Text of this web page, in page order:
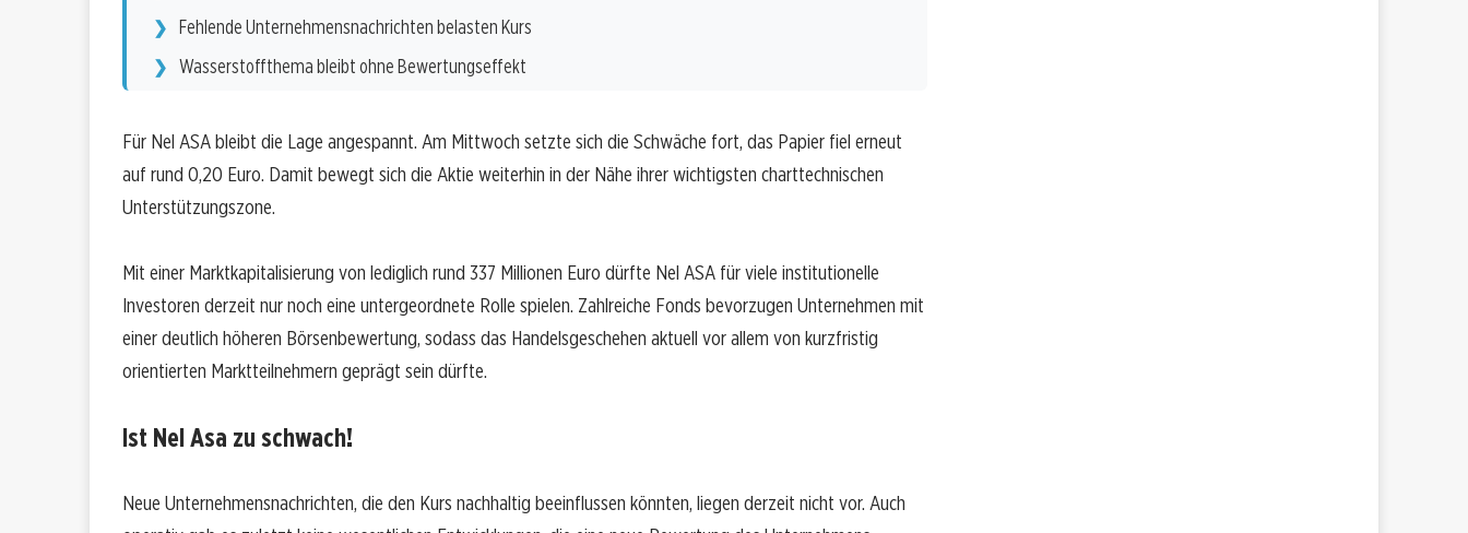
Fehlende Unternehmensnachrichten belasten Kurs
Wasserstoffthema bleibt ohne Bewertungseffekt
Für Nel ASA bleibt die Lage angespannt. Am Mittwoch setzte sich die Schwäche fort, das Papier fiel erneut
auf rund 0,20 Euro. Damit bewegt sich die Aktie weiterhin in der Nähe ihrer wichtigsten charttechnischen
Unterstützungszone.
Mit einer Marktkapitalisierung von lediglich rund 337 Millionen Euro dürfte Nel ASA für viele institutionelle
Investoren derzeit nur noch eine untergeordnete Rolle spielen. Zahlreiche Fonds bevorzugen Unternehmen mit
einer deutlich höheren Börsenbewertung, sodass das Handelsgeschehen aktuell vor allem von kurzfristig
orientierten Marktteilnehmern geprägt sein dürfte.
Ist Nel Asa zu schwach!
Neue Unternehmensnachrichten, die den Kurs nachhaltig beeinflussen könnten, liegen derzeit nicht vor. Auch